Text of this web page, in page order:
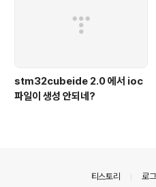
stm32cubeide 2.0 에서 ioc
파일이 생성 안되네?
티스토리 로